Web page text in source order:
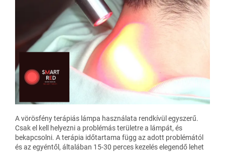
A vörösfény terápiás lámpa használata rendkívül egyszerű.
Csak el kell helyezni a problémás területre a lámpát, és
bekapcsolni. A terápia időtartama függ az adott problémától
és az egyéntől, általában 15-30 perces kezelés elegendő lehet